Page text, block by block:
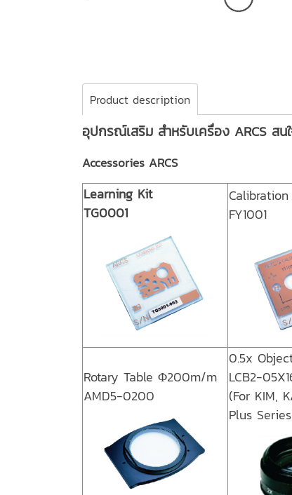
Product description
อุปกรณ์เสริม สำหรับเครื่อง ARCS ส
Accessories ARCS
Learning Kit
TG0001
FY1001
Rotary Table Φ200m/m
AMD5-0200
0.5x
LCB2-
(For KIM,
Plus